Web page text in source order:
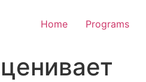
Home Programs